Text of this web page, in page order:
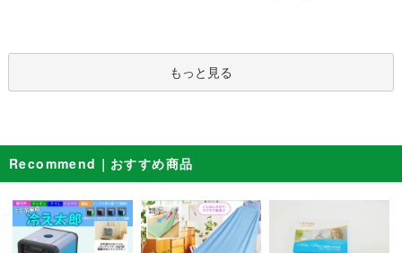
もっと見る
Recommend｜おすすめ商品